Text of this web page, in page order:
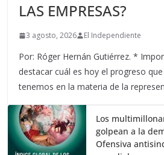
LAS EMPRESAS?
3 agosto, 2026 El Independiente
Por: Róger Hernán Gutiérrez. *
destacar cuál es hoy el progreso que
tenemos en la materia de la
Los
golpean a la
Ofensiva